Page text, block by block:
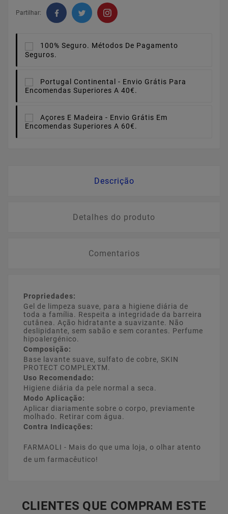
Partilhar:
100% Seguro. Métodos De Pagamento
Seguros.
Portugal Continental - Envio Grátis Para
Encomendas Superiores A 40€.
Açores E Madeira - Envio Grátis Em
Encomendas Superiores A 60€.
Descrição
Detalhes do produto
Comentarios
Propriedades:
Gel de limpeza suave, para a higiene diária de
toda a família. Respeita a integridade da barreira
cutânea. Ação hidratante a suavizante. Não
deslipidante, sem sabão e sem corantes. Perfume
hipoalergénico.
Composição:
Base lavante suave, sulfato de cobre, SKIN
PROTECT COMPLEXTM.
Uso Recomendado:
Higiene diária da pele normal a seca.
Modo Aplicação:
Aplicar diariamente sobre o corpo, previamente
molhado. Retirar com água.
Contra Indicações:
FARMAOLI - Mais do que uma loja, o olhar atento
de um farmacêutico!
CLIENTES QUE COMPRAM ESTE